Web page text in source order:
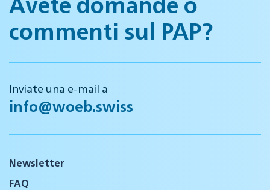
commenti sul PAP?
Inviate una e-mail a
info@woeb.swiss
Newsletter
FAQ